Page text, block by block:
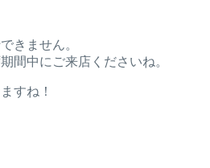
きません。
間中にご来店くださいね。
すね！